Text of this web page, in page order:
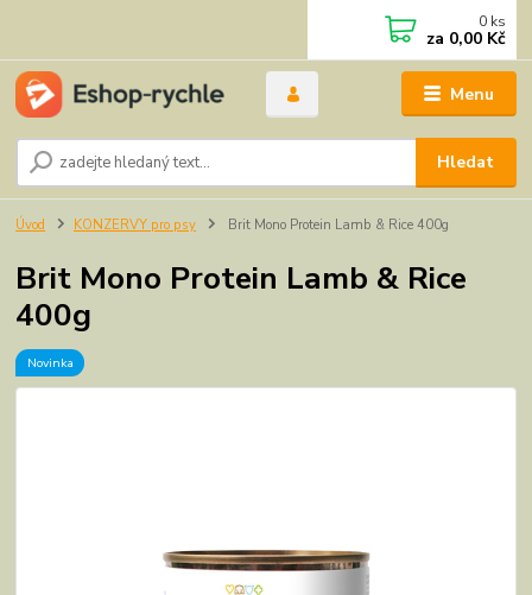
Menu
Hledat
0 ks
za 0,00 Kč
Úvod KONZERVY pro psy Brit Mono Protein Lamb & Rice 400g
Brit Mono Protein Lamb & Rice
400g
Novinka